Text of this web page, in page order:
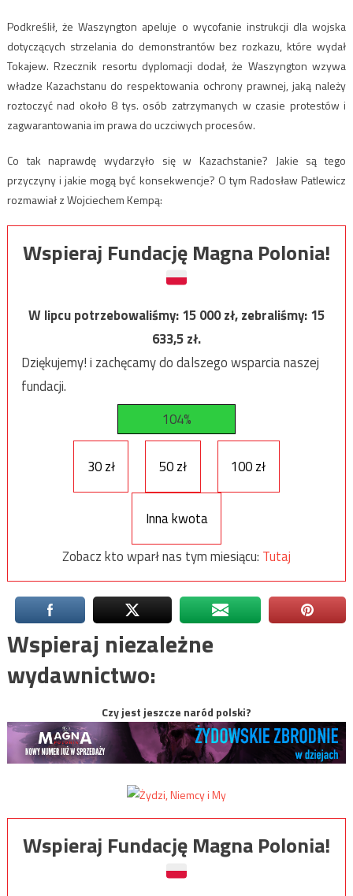
Podkreślił, że Waszyngton apeluje o wycofanie instrukcji dla wojska
dotyczących strzelania do demonstrantów bez rozkazu, które wydał
Tokajew. Rzecznik resortu dyplomacji dodał, że Waszyngton wzywa
władze Kazachstanu do respektowania ochrony prawnej, jaką należy
roztoczyć nad około 8 tys. osób zatrzymanych w czasie protestów i
zagwarantowania im prawa do uczciwych procesów.
Co tak naprawdę wydarzyło się w Kazachstanie? Jakie są tego
przyczyny i jakie mogą być konsekwencje? O tym Radosław Patlewicz
rozmawiał z Wojciechem Kempą:
Wspieraj Fundację Magna Polonia!
W lipcu potrzebowaliśmy:15 000zł, zebraliśmy:15
633,5zł.
Dziękujemy! i zachęcamy do dalszego wsparcia naszej
fundacji.
104%
30 zł 50 zł 100 zł
Inna kwota
Zobacz kto wparł nas tym miesiącu: Tutaj
Wspieraj niezależne
wydawnictwo:
Czy jest jeszcze naród polski?
Wspieraj Fundację Magna Polonia!